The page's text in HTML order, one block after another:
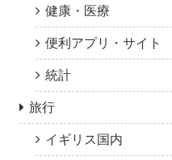
健康・医療
便利アプリ・サイト
統計
旅行
イギリス国内